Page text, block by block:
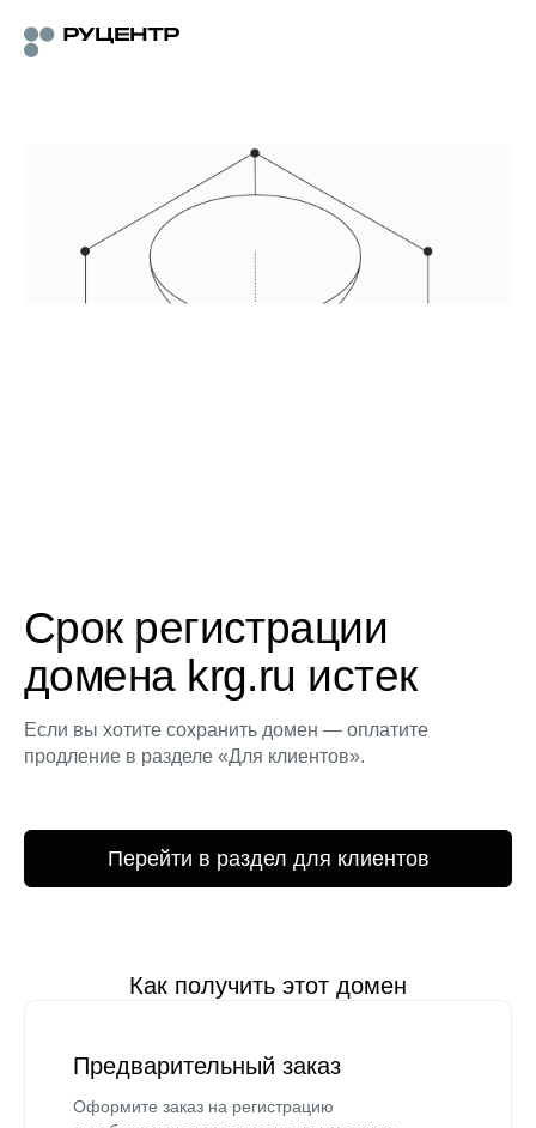
Срок регистрации
домена krg.ru истек
Если вы хотите сохранить домен — оплатите
продление в разделе «Для клиентов».
Перейти в раздел для клиентов
Как получить этот домен
Предварительный заказ
Оформите заказ на регистрацию